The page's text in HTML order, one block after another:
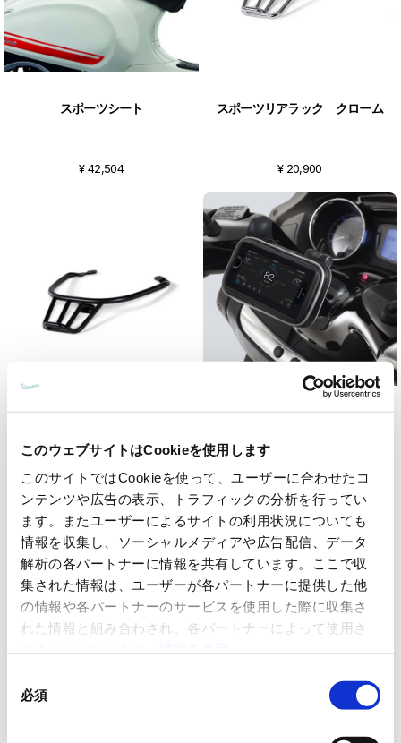
このウェブサイトはCookieを使用します
このサイトではCookieを使って、ユーザーに合わせたコ
ンテンツや広告の表示、トラフィックの分析を行ってい
ます。またユーザーによるサイトの利用状況についても
情報を収集し、ソーシャルメディアや広告配信、データ
解析の各パートナーに情報を共有しています。ここで収
集された情報は、ユーザーが各パートナーに提供した他
の情報や各パートナーのサービスを使用した際に収集さ
れた情報と組み合わされ、各パートナーによって使用さ
必須
スポーツシート
¥ 42,504
スポーツリアラック クローム
¥ 20,900
¥ 20,900 ¥ 9,438
センターラック ブラック